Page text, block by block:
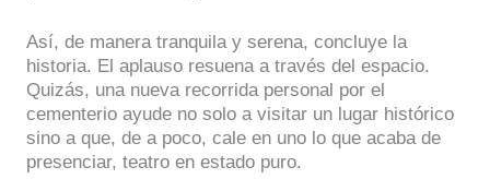
Así, de manera tranquila y serena, concluye la
historia. El aplauso resuena a través del espacio.
Quizás, una nueva recorrida personal por el
cementerio ayude no solo a visitar un lugar histórico
sino a que, de a poco, cale en uno lo que acaba de
presenciar, teatro en estado puro.